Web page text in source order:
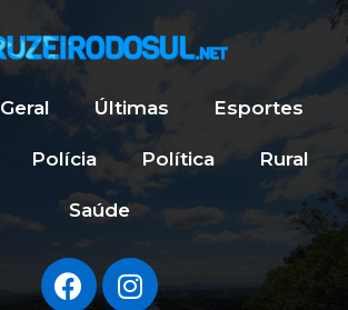
Geral Últimas Esportes
Polícia Política Rural
Saúde